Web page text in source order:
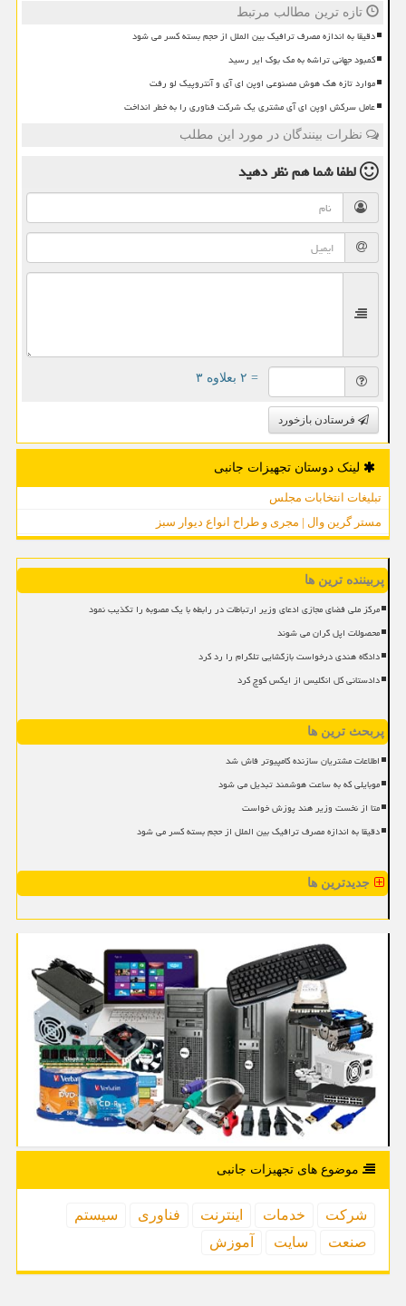
تازه ترین مطالب مرتبط
دقیقا به اندازه مصرف ترافیک بین الملل از حجم بسته کسر می شود
کمبود جهانی تراشه به مک بوک ایر رسید
موارد تازه هک هوش مصنوعی اوپن ای آی و آنتروپیک لو رفت
عامل سرکش اوپن ای آی مشتری یک شرکت فناوری را به خطر انداخت
نظرات بینندگان در مورد این مطلب
لطفا شما همنظر دهید
= ۲ بعلاوه ۳
فرستادن بازخورد
لینک دوستان تجهیزات جانبی
تبلیغات انتخابات مجلس
مستر گرین وال | مجری و طراح انواع دیوار سبز
پربیننده ترین ها
مرکز ملی فضای مجازی ادعای وزیر ارتباطات در رابطه با یک مصوبه را تکذیب نمود
محصولات اپل گران می شوند
دادگاه هندی درخواست بازگشایی تلگرام را رد کرد
دادستانی کل انگلیس از ایکس کوچ کرد
پربحث ترین ها
اطلاعات مشتریان سازنده کامپیوتر فاش شد
موبایلی که به ساعت هوشمند تبدیل می شود
متا از نخست وزیر هند پوزش خواست
دقیقا به اندازه مصرف ترافیک بین الملل از حجم بسته کسر می شود
جدیدترین ها
موضوع های تجهیزات جانبی
شركت خدمات اینترنت فناوری
سیستم
صنعت
سایت آموزش